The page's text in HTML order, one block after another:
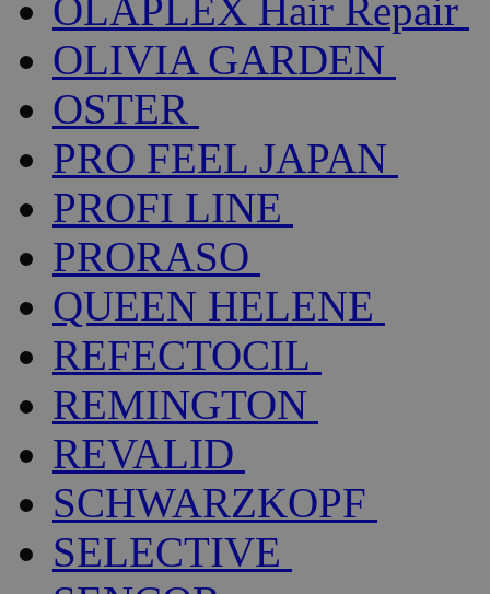
OLAPLEX Hair Repair
OLIVIA GARDEN
OSTER
PRO FEEL JAPAN
PROFI LINE
PRORASO
QUEEN HELENE
REFECTOCIL
REMINGTON
REVALID
SCHWARZKOPF
SELECTIVE